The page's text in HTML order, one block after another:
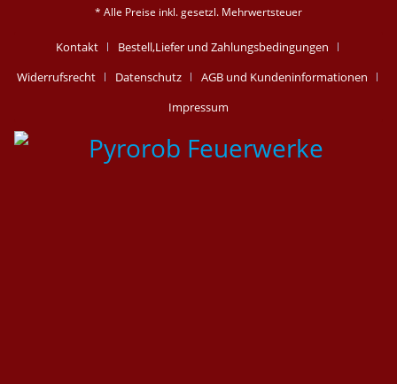
* Alle Preise inkl. gesetzl. Mehrwertsteuer
Kontakt
Bestell,Liefer und Zahlungsbedingungen
Widerrufsrecht
Datenschutz
AGB und Kundeninformationen
Impressum